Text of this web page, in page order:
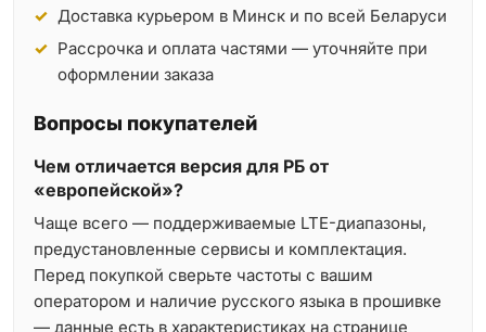
Доставка курьером в Минск и по всей Беларуси
Рассрочка и оплата частями — уточняйте при
оформлении заказа
Вопросы покупателей
Чем отличается версия для РБ от
«европейской»?
Чаще всего — поддерживаемые LTE-диапазоны,
предустановленные сервисы и комплектация.
Перед покупкой сверьте частоты с вашим
оператором и наличие русского языка в прошивке
— данные есть в характеристиках на странице